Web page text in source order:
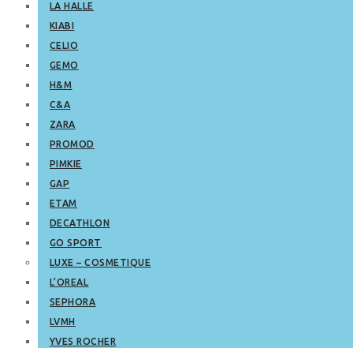
LA HALLE
KIABI
CELIO
GEMO
H&M
C&A
ZARA
PROMOD
PIMKIE
GAP
ETAM
DECATHLON
GO SPORT
LUXE – COSMETIQUE
L’OREAL
SEPHORA
LVMH
YVES ROCHER